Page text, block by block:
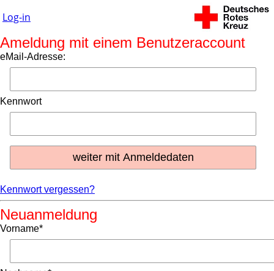
Log-in
Ameldung mit einem Benutzeraccount
eMail-Adresse:
Kennwort
Kennwort vergessen?
Neuanmeldung
Vorname*